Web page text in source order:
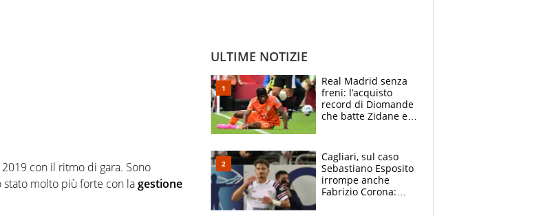
con il ritmo di gara. Sono
stato molto più forte con lagestione
ULTIME NOTIZIE
Real Madrid senza
freni: l’acquisto
record di Diomande
che batte Zidane e
Cagliari, sul caso
Sebastiano Esposito
irrompe anche
Fabrizio Corona: